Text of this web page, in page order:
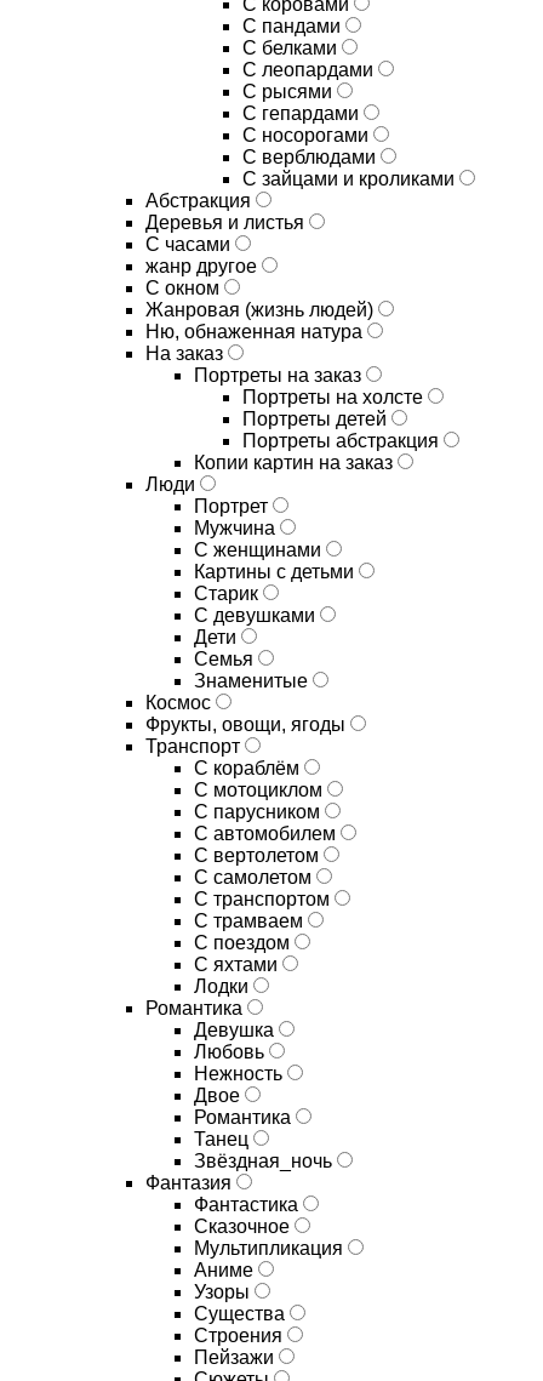
С коровами
С пандами
С белками
С леопардами
С рысями
С гепардами
С носорогами
С верблюдами
С зайцами и кроликами
Абстракция
Деревья и листья
С часами
жанр другое
С окном
Жанровая (жизнь людей)
Ню, обнаженная натура
На заказ
Портреты на заказ
Портреты на холсте
Портреты детей
Портреты абстракция
Копии картин на заказ
Люди
Портрет
Мужчина
С женщинами
Картины с детьми
Старик
С девушками
Дети
Семья
Знаменитые
Космос
Фрукты, овощи, ягоды
Транспорт
С кораблём
С мотоциклом
С парусником
С автомобилем
С вертолетом
С самолетом
С транспортом
С трамваем
С поездом
С яхтами
Лодки
Романтика
Девушка
Любовь
Нежность
Двое
Романтика
Танец
Звёздная_ночь
Фантазия
Фантастика
Сказочное
Мультипликация
Аниме
Узоры
Существа
Строения
Пейзажи